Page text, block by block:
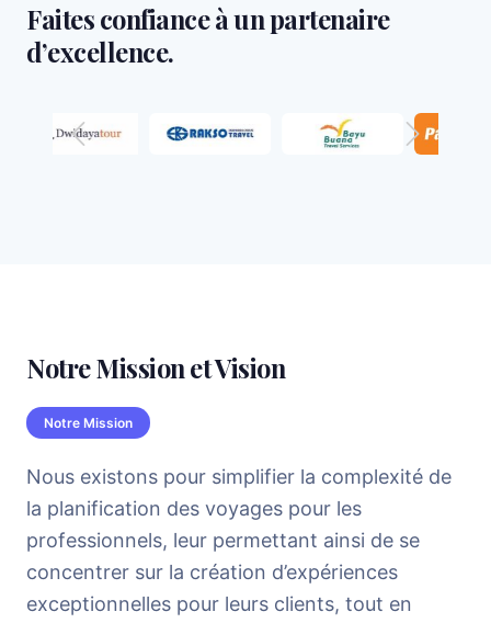
Faites confiance à un partenaire
d’excellence.
Notre Mission et Vision
Notre Mission
Nous existons pour simplifier la complexité de
la planification des voyages pour les
professionnels, leur permettant ainsi de se
concentrer sur la création d’expériences
exceptionnelles pour leurs clients, tout en